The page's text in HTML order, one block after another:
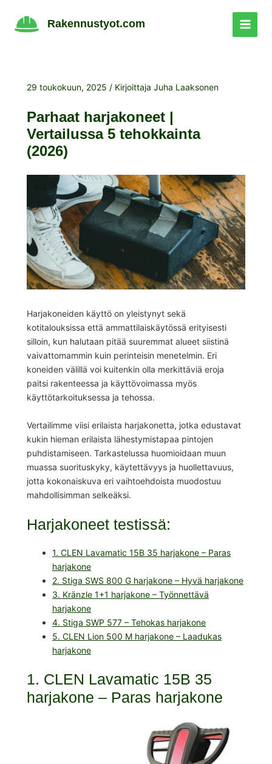
sisältöön
Rakennustyot.com
29 toukokuun, 2025 / Kirjoittaja Juha Laaksonen
Parhaat harjakoneet |
Vertailussa 5 tehokkainta
(2026)
Harjakoneiden käyttö on yleistynyt sekä
kotitalouksissa että ammattilaiskäytössä erityisesti
silloin, kun halutaan pitää suuremmat alueet siistinä
vaivattomammin kuin perinteisin menetelmin. Eri
koneiden välillä voi kuitenkin olla merkittäviä eroja
paitsi rakenteessa ja käyttövoimassa myös
käyttötarkoituksessa ja tehossa.
Vertailimme viisi erilaista harjakonetta, jotka edustavat
kukin hieman erilaista lähestymistapaa pintojen
puhdistamiseen. Tarkastelussa huomioidaan muun
muassa suorituskyky, käytettävyys ja huollettavuus,
jotta kokonaiskuva eri vaihtoehdoista muodostuu
mahdollisimman selkeäksi.
Harjakoneet testissä:
1. CLEN Lavamatic 15B 35 harjakone – Paras
harjakone
2. Stiga SWS 800 G harjakone – Hyvä harjakone
3. Kränzle 1+1 harjakone – Työnnettävä
harjakone
4. Stiga SWP 577 – Tehokas harjakone
5. CLEN Lion 500 M harjakone – Laadukas
harjakone
1. CLEN Lavamatic 15B 35
harjakone – Paras harjakone